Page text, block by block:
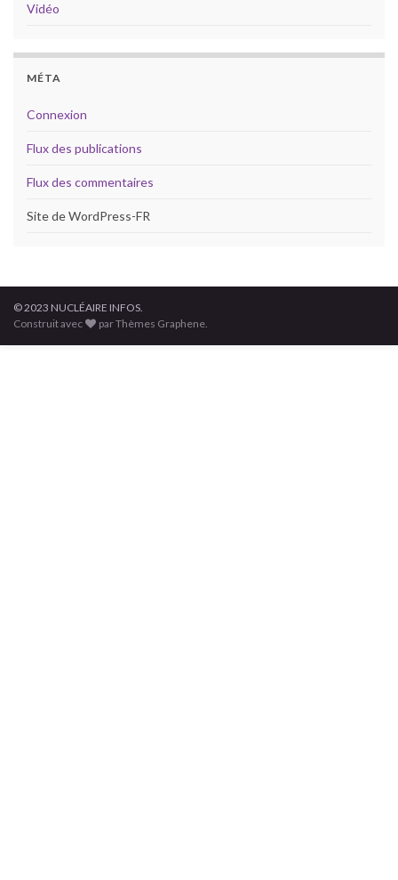
Vidéo
MÉTA
Connexion
Flux des publications
Flux des commentaires
Site de WordPress-FR
© 2023 NUCLÉAIRE INFOS.
Construit avec
par Thèmes Graphene.